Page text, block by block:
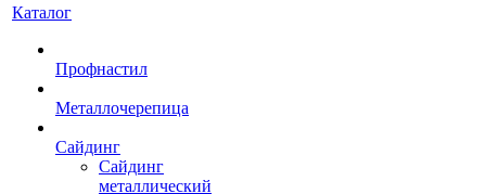
Каталог
Профнастил
Металлочерепица
Сайдинг
Сайдинг
металлический